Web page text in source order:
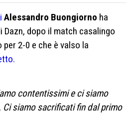
Alessandro Buongiorno ha
dopo il match casalingo
2-0 e che è valso la
contentissimi e ci siamo
siamo sacrificati fin dal primo